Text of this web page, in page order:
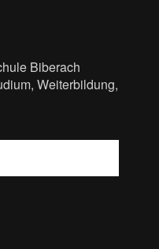
Biberach
Weiterbildung,